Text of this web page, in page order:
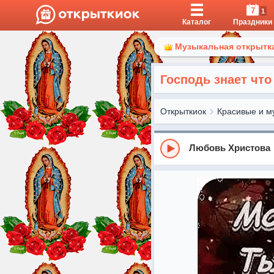
Каталог
7 1
Праздники
Музыкальная
Господь знает
Открыткиок Красивые и
Любовь Христова